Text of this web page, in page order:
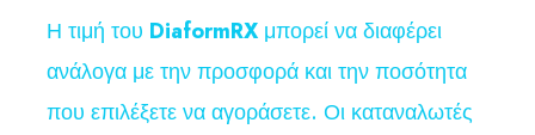
Η τιμή του DiaformRX μπορεί να διαφέρει
ανάλογα με την προσφορά και την ποσότητα
που επιλέξετε να αγοράσετε. Οι καταναλωτές